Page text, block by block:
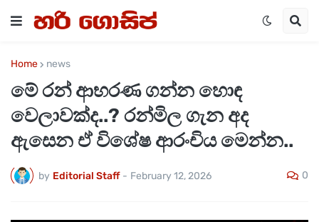
Home news
මේ රන් ආභරණ ගන්න හොඳ
වෙලාවක්ද..? රන්මිල ගැන අද
ඇසෙන ඒ විශේෂ ආරංචිය මෙන්න..
by Editorial Staff - February 12, 2026 0